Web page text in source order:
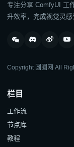
专注分享 ComfyUI 工
升效率，完成视觉灵感
Copyright 圆圈网 All
栏目
工作流
节点库
教程